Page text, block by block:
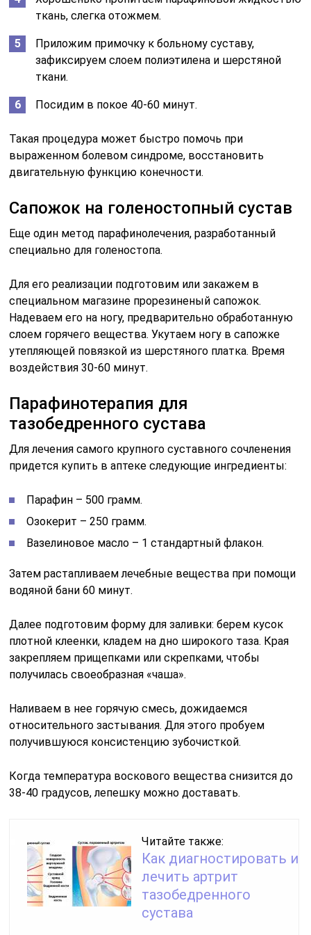
ткань, слегка отожмем.
Приложим примочку к больному суставу,
зафиксируем слоем полиэтилена и шерстяной
ткани.
Посидим в покое 40-60 минут.
Такая процедура может быстро помочь при
выраженном болевом синдроме, восстановить
двигательную функцию конечности.
Сапожок на голеностопный сустав
Еще один метод парафинолечения, разработанный
специально для голеностопа.
Для его реализации подготовим или закажем в
специальном магазине прорезиненый сапожок.
Надеваем его на ногу, предварительно обработанную
слоем горячего вещества. Укутаем ногу в сапожке
утепляющей повязкой из шерстяного платка. Время
воздействия 30-60 минут.
Парафинотерапия для
тазобедренного сустава
Для лечения самого крупного суставного сочленения
придется купить в аптеке следующие ингредиенты:
Парафин – 500 грамм.
Озокерит – 250 грамм.
Вазелиновое масло – 1 стандартный флакон.
Затем растапливаем лечебные вещества при помощи
водяной бани 60 минут.
Далее подготовим форму для заливки: берем кусок
плотной клеенки, кладем на дно широкого таза. Края
закрепляем прищепками или скрепками, чтобы
получилась своеобразная «чаша».
Наливаем в нее горячую смесь, дожидаемся
относительного застывания. Для этого пробуем
получившуюся консистенцию зубочисткой.
Когда температура воскового вещества снизится до
38-40 градусов, лепешку можно доставать.
Читайте также:
Как диагностировать и
лечить артрит
тазобедренного
сустава